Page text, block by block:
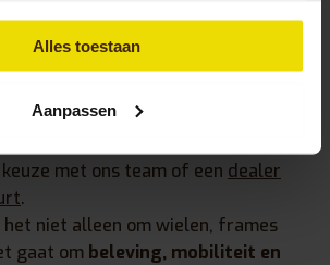
Alles toestaan
Aanpassen
vragen eerlijk (dit helpt ons je
met ons team of een dealer
.
het niet alleen om wielen, frames
gaat om beleving, mobiliteit en